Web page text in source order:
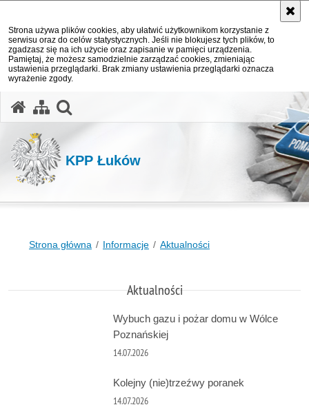
Strona używa plików cookies, aby ułatwić użytkownikom korzystanie z
serwisu oraz do celów statystycznych. Jeśli nie blokujesz tych plików, to
zgadzasz się na ich użycie oraz zapisanie w pamięci urządzenia.
Pamiętaj, że możesz samodzielnie zarządzać cookies, zmieniając
ustawienia przeglądarki. Brak zmiany ustawienia przeglądarki oznacza
wyrażenie zgody.
KPP Łuków
Strona główna Informacje Aktualności
Aktualności
Wybuch gazu i pożar domu w Wólce
Poznańskiej
14.07.2026
Kolejny (nie)trzeźwy poranek
14.07.2026